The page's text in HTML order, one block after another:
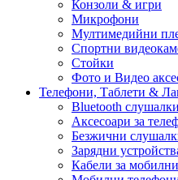
Конзоли & игри
Микрофони
Мултимедийни
Спортни
Стойки
Фото и Видео
Телефони, Таблети &
Bluetooth слушалки
Аксесоари за
Безжични
Зарядни
Кабели за